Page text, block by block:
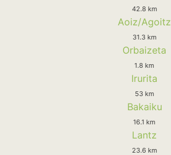
42.8 km
Aoiz/Agoitz
31.3 km
Orbaizeta
1.8 km
Irurita
53 km
Bakaiku
16.1 km
Lantz
23.6 km